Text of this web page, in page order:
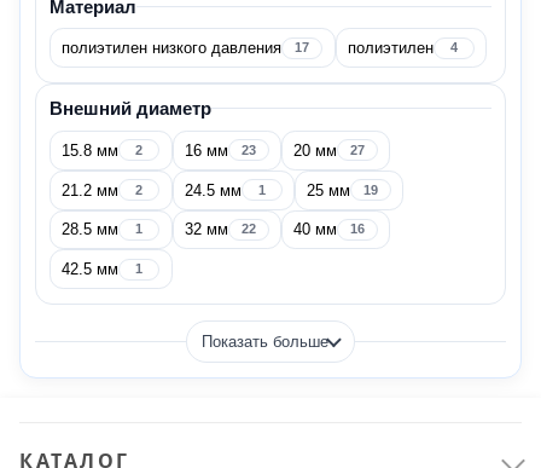
Бренд
DKC
EKF
IEK 5
Материал
полиэтилен низкого давления 17 полиэтилен 4
Внешний диаметр
15.8 мм 2 16 мм 23 20 мм 27
21.2 мм 2 24.5 мм 1 25 мм 19
28.5 мм 1 32 мм 22 40 мм 16
42.5 мм 1
Показать больше
КАТАЛОГ